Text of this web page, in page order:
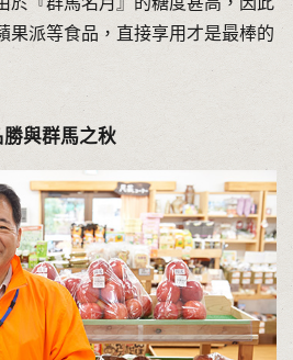
果派等食品，直接享用才是最棒的
與群馬之秋